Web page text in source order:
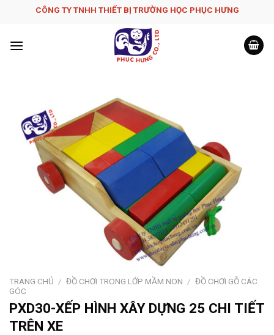
CÔNG TY TNHH THIẾT BỊ TRƯỜNG HỌC PHỤC H­ƯNG
TRANG CHỦ / ĐỒ CHƠI TRONG LỚP MẦM NON / ĐỒ CHƠI GỖ CÁC
GÓC
PXD30-XẾP HÌNH XÂY DỰNG 25 CHI TIẾT
TRÊN XE